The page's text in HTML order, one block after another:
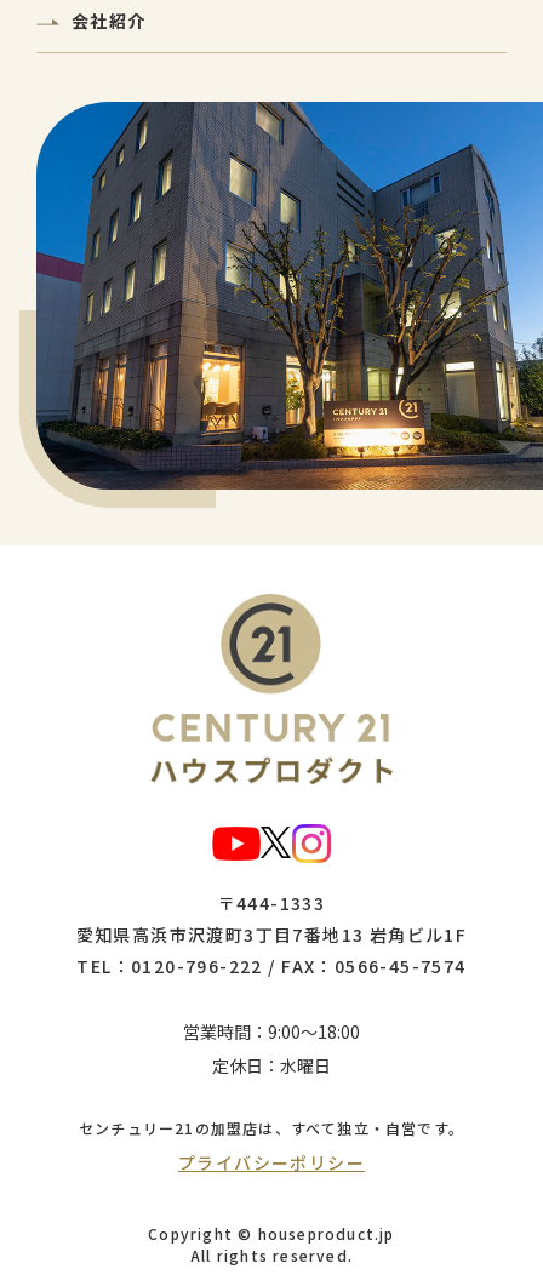
会社紹介
〒444-1333
愛知県高浜市沢渡町3丁目7番地13 岩角ビル1F
TEL： 0120-796-222 / FAX：0566-45-7574
営業時間：9:00～18:00
定休日：水曜日
センチュリー21の加盟店は、 すべて独立・自営です。
プライバシーポリシー
Copyright © houseproduct.jp
All rights reserved.